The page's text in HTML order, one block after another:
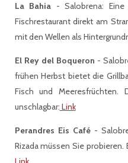
La Bahia - Salobrena:
Fischrestaurant direkt am
mit den Wellen als
El Rey del Boqueron -
frühen Herbst bietet die
Fisch und Meeresfrüchten.
unschlagbar: Link
Perandres Eis Café-
Rizada müssen Sie